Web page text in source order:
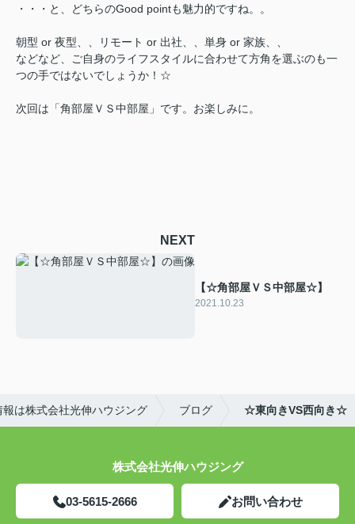
・・・と、どちらのGood pointも魅力的ですね。。
朝型 or 夜型、、リモート or 出社、、単身 or 家族、、
などなど、ご自身のライフスタイルに合わせて方角を選ぶのも一
つの手ではないでしょうか！☆
次回は「角部屋ＶＳ中部屋」です。お楽しみに。
NEXT
【☆角部屋ＶＳ中部屋☆】
2021.10.23
は株式会社光伸ハウジング ブログ ☆東向きVS西向き☆
株式会社光伸ハウジング
03-5615-2666 お問い合わせ